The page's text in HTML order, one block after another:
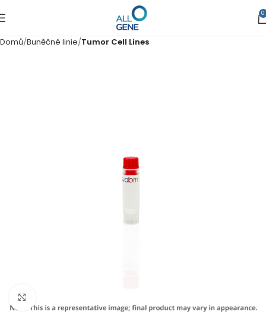
0
Domů Buněčné linie Tumor Cell Lines